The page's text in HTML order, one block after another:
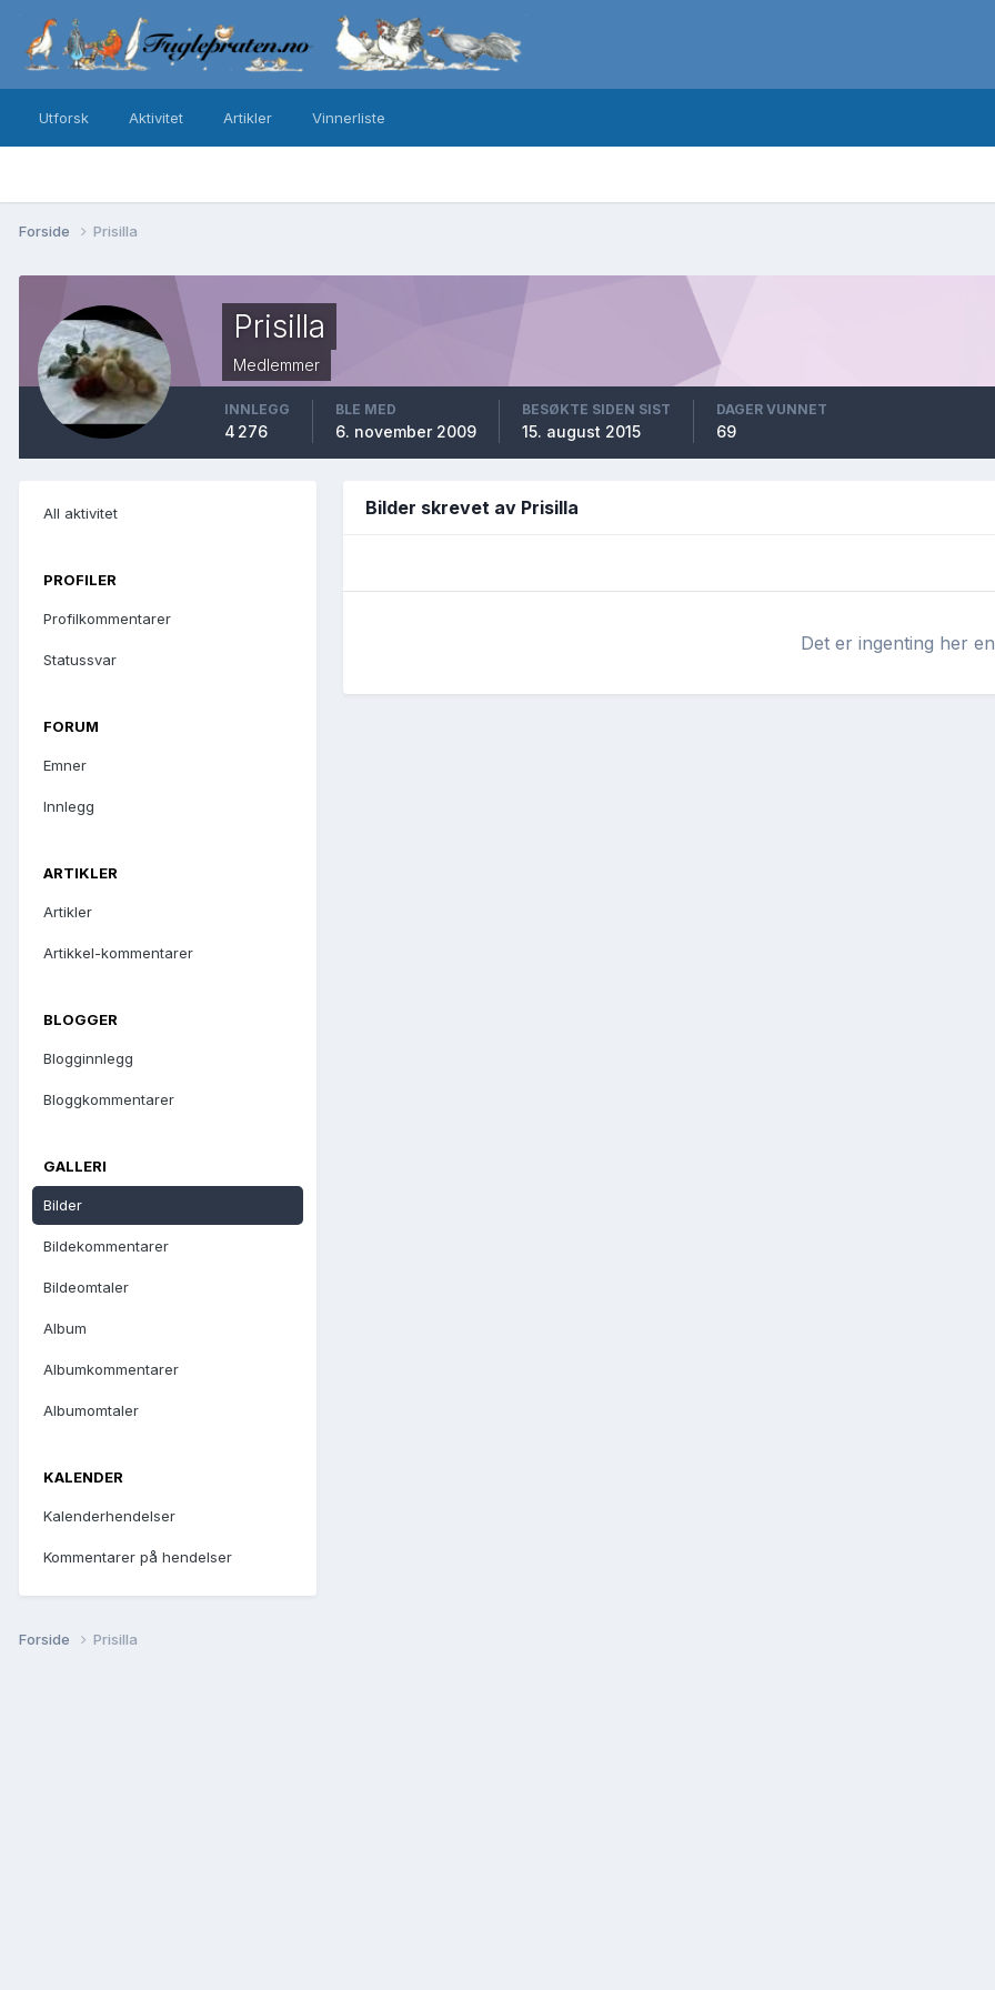
Utforsk Aktivitet Artikler Vinnerliste
Forside Prisilla
Prisilla
Medlemmer
INNLEGG
4 276
BLE MED
6. november 2009
BESØKTE SIDEN SIST
15. august 2015
DAGER VUNNET
69
All aktivitet
PROFILER
Profilkommentarer
Statussvar
FORUM
Emner
Innlegg
ARTIKLER
Artikler
Artikkel-kommentarer
BLOGGER
Blogginnlegg
Bloggkommentarer
GALLERI
Bilder
Bildekommentarer
Bildeomtaler
Album
Albumkommentarer
Albumomtaler
KALENDER
Kalenderhendelser
Kommentarer på hendelser
Bilder skrevet av Prisilla
Det er ingenting her
Forside Prisilla